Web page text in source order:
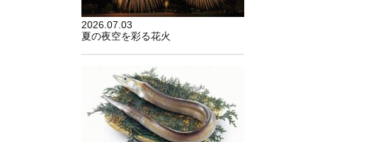
2026.07.03
夏の夜空を彩る花火